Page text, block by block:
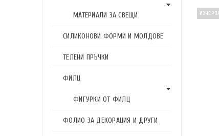
МАТЕРИАЛИ ЗА СВЕЩИ
СИЛИКОНОВИ ФОРМИ И МОЛДОВЕ
ТЕЛЕНИ ПРЪЧКИ
ФИЛЦ
ФИГУРКИ ОТ ФИЛЦ
ФОЛИО ЗА ДЕКОРАЦИЯ И ДРУГИ